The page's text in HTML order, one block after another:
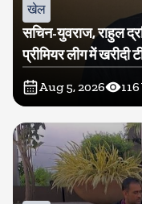
खेल
सचिन-युवराज, राहुल
प्रीमियर लीग में खरीदी
Aug 5, 2026 116